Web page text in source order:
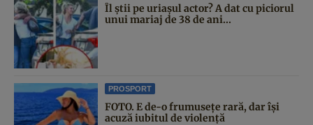
Îl știi pe uriașul actor? A dat cu piciorul
unui mariaj de 38 de ani...
PROSPORT
FOTO. E de-o frumusețe rară, dar își
acuză iubitul de violență